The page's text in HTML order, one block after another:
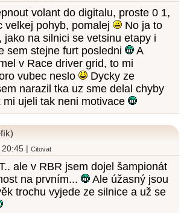
volant do digitalu, proste 0 1,
velkej pohyb, pomalej
No ja to
jako na silnici se vetsinu etapy i
sem stejne furt posledni
A
v Race driver grid, to mi
vubec neslo
Dycky ze
narazil tka uz sme delal chyby
mi ujeli tak neni motivace
20:45 |Citovat
ale v RBR jsem dojel šampionát
na prvním...
Ale úžasný jsou
trochu vyjede ze silnice a už se